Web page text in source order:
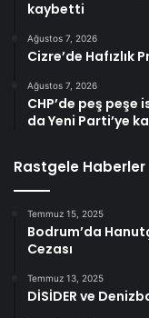
kaybetti
Ağustos 7, 2026
Cizre’de Hafızlık
Ağustos 7, 2026
CHP’de peş
da Yeni Parti’ye
Rastgele Haberler
Temmuz 15, 2025
Bodrum’da
Cezası
Temmuz 13, 2025
DİSİDER ve